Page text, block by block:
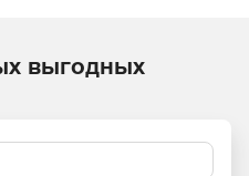
выгодных